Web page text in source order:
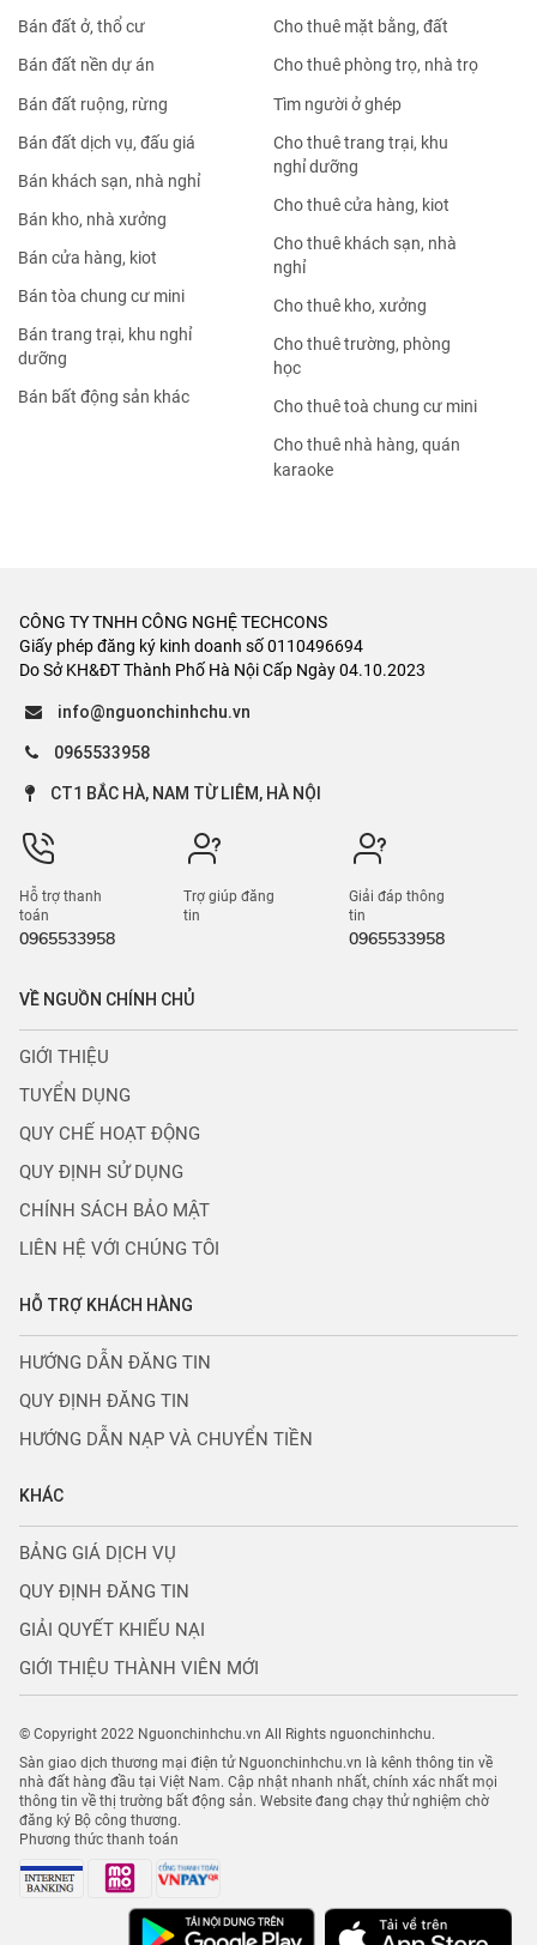
Bán đất ở, thổ cư
Bán đất nền dự án
Bán đất ruộng, rừng
Bán đất dịch vụ, đấu giá
Bán khách sạn, nhà nghỉ
Bán kho, nhà xưởng
Bán cửa hàng, kiot
Bán tòa chung cư mini
Bán trang trại, khu nghỉ
dưỡng
Bán bất động sản khác
Cho thuê mặt bằng, đất
Cho thuê phòng trọ, nhà trọ
Tìm người ở ghép
Cho thuê trang trại, khu
nghỉ dưỡng
Cho thuê cửa hàng, kiot
Cho thuê khách sạn, nhà
nghỉ
Cho thuê kho, xưởng
Cho thuê trường, phòng
học
Cho thuê toà chung cư mini
Cho thuê nhà hàng, quán
karaoke
CÔNG TY TNHH CÔNG NGHỆ TECHCONS
Giấy phép đăng ký kinh doanh số 0110496694
Do Sở KH&ĐT Thành Phố Hà Nội Cấp Ngày 04.10.2023
info@nguonchinhchu.vn
0965533958
CT1 BẮC HÀ, NAM TỪ LIÊM, HÀ NỘI
Hỗ trợ thanh
toán
0965533958
Trợ giúp đăng
tin
Giải đáp thông
tin
0965533958
VỀ NGUỒN CHÍNH CHỦ
GIỚI THIỆU
TUYỂN DỤNG
QUY CHẾ HOẠT ĐỘNG
QUY ĐỊNH SỬ DỤNG
CHÍNH SÁCH BẢO MẬT
LIÊN HỆ VỚI CHÚNG TÔI
HỖ TRỢ KHÁCH HÀNG
HƯỚNG DẪN ĐĂNG TIN
QUY ĐỊNH ĐĂNG TIN
HƯỚNG DẪN NẠP VÀ CHUYỂN TIỀN
KHÁC
BẢNG GIÁ DỊCH VỤ
QUY ĐỊNH ĐĂNG TIN
GIẢI QUYẾT KHIẾU NẠI
GIỚI THIỆU THÀNH VIÊN MỚI
© Copyright 2022 Nguonchinhchu.vn All Rights nguonchinhchu.
Sàn giao dịch thương mại điện tử Nguonchinhchu.vn là kênh thông tin về
nhà đất hàng đầu tại Việt Nam. Cập nhật nhanh nhất, chính xác nhất mọi
thông tin về thị trường bất động sản. Website đang chạy thử nghiệm chờ
đăng ký Bộ công thương.
Phương thức thanh toán